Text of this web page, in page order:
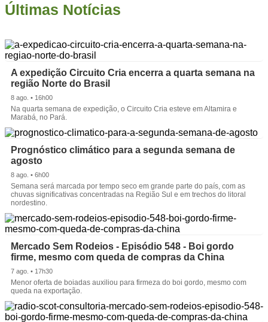
Últimas Notícias
A expedição Circuito Cria encerra a quarta semana na
região Norte do Brasil
8 ago. • 16h00
Na quarta semana de expedição, o Circuito Cria esteve em Altamira e
Marabá, no Pará.
Prognóstico climático para a segunda semana de
agosto
8 ago. • 6h00
Semana será marcada por tempo seco em grande parte do país, com as
chuvas significativas concentradas na Região Sul e em trechos do litoral
nordestino.
Mercado Sem Rodeios - Episódio 548 - Boi gordo
firme, mesmo com queda de compras da China
7 ago. • 17h30
Menor oferta de boiadas auxiliou para firmeza do boi gordo, mesmo com
queda na exportação.